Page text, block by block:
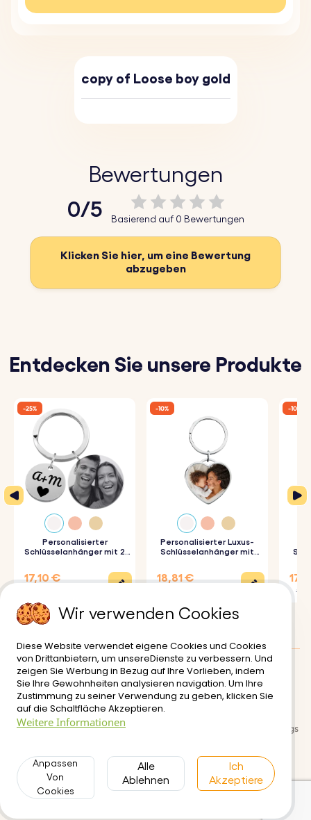
copy of Loose boy gold
Bewertungen
0/5 Basierend auf 0 Bewertungen
Klicken Sie hier, um eine Bewertung
abzugeben
Entdecken Sie unsere Produkte
Personalisierter
Schlüsselanhänger mit 2
17,10 €
-25%
Personalisierter Luxus-
Schlüsselanhänger mit
18,81 €
-10% -10%
Lieferung
Nutzungsbedinungen
Sichere zahlungsabwicklung
Rückgabe- und Rückerstattungs
Datenschutzerklärung
Kundenbewertungen: 4.5/5
Wir verwenden Cookies
Diese Website verwendet eigene Cookies und Cookies
von Drittanbietern, um unsereDienste zu verbessern. Und
zeigen Sie Werbung in Bezug auf Ihre Vorlieben, indem
Sie Ihre Gewohnheiten analysieren navigation. Um Ihre
Zustimmung zu seiner Verwendung zu geben, klicken Sie
auf die Schaltfläche Akzeptieren.
Weitere Informationen
Anpassen
Von
Cookies
Alle
Ablehnen
Ich
Akzeptiere